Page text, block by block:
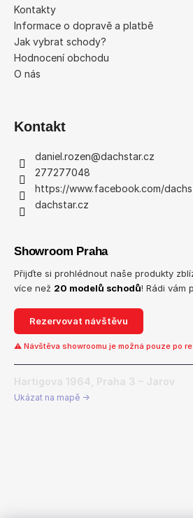
Kontakty
Informace o dopravě a platbě
Jak vybrat schody?
Hodnocení obchodu
O nás
Kontakt
daniel.rozen@dachstar.cz
277277048
https://www.facebook.com/
dachstar.cz
Showroom Praha
Přijďte si prohlédnout naše produkty
více než 20 modelů schodů! Rádi vám
Rezervovat návštěvu
⚠ Návštěva showroomu je možná pouze po
Hartigova 1964, Praha 3 – Jarov
Ukázat na mapě →